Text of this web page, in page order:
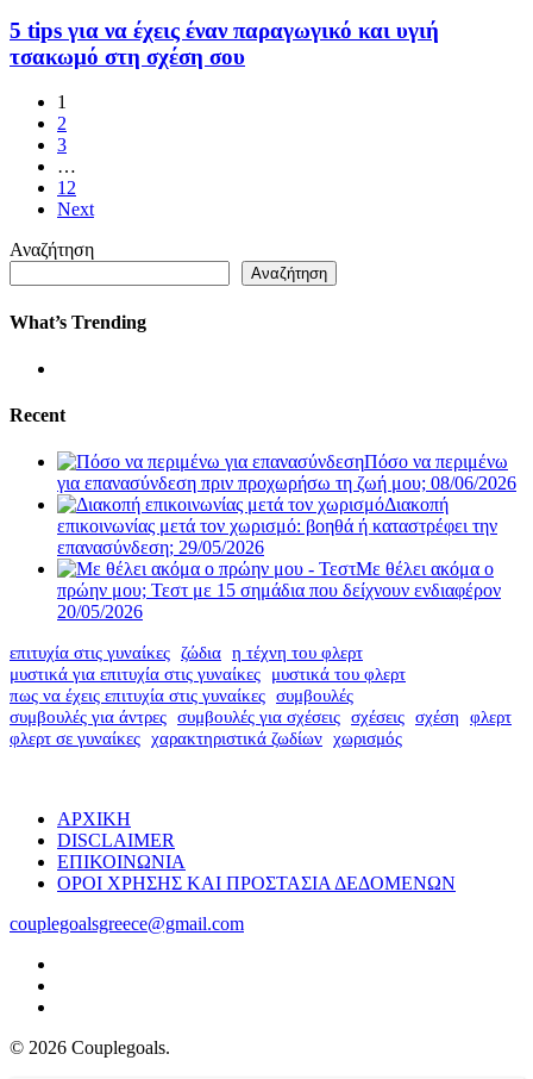
5 tips για να έχεις έναν παραγωγικό και υγιή
τσακωμό στη σχέση σου
1
2
3
…
12
Next
Αναζήτηση
Αναζήτηση
What’s Trending
Recent
Πόσο να περιμένω
για επανασύνδεση πριν προχωρήσω τη ζωή μου; 08/06/2026
Διακοπή
επικοινωνίας μετά τον χωρισμό: βοηθά ή καταστρέφει την
επανασύνδεση; 29/05/2026
Με θέλει ακόμα ο
πρώην μου; Τεστ με 15 σημάδια που δείχνουν ενδιαφέρον
20/05/2026
επιτυχία στις γυναίκες ζώδια η τέχνη του φλερτ
μυστικά για επιτυχία στις γυναίκες
μυστικά του φλερτ
πως να έχεις επιτυχία στις γυναίκες συμβουλές
συμβουλές για άντρες συμβουλές για σχέσεις σχέσεις σχέση
φλερτ
φλερτ σε γυναίκες χαρακτηριστικά ζωδίων χωρισμός
ΑΡΧΙΚΗ
DISCLAIMER
ΕΠΙΚΟΙΝΩΝΙΑ
ΟΡΟΙ ΧΡΗΣΗΣ ΚΑΙ ΠΡΟΣΤΑΣΙΑ ΔΕΔΟΜΕΝΩΝ
couplegoalsgreece@gmail.com
© 2026 Couplegoals.